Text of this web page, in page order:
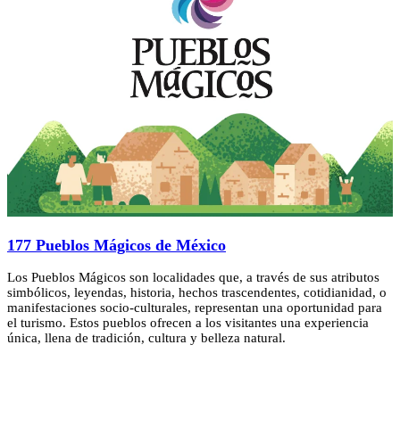
177 Pueblos Mágicos de México
Los Pueblos Mágicos son localidades que, a través de sus atributos
simbólicos, leyendas, historia, hechos trascendentes, cotidianidad, o
manifestaciones socio-culturales, representan una oportunidad para
el turismo. Estos pueblos ofrecen a los visitantes una experiencia
única, llena de tradición, cultura y belleza natural.